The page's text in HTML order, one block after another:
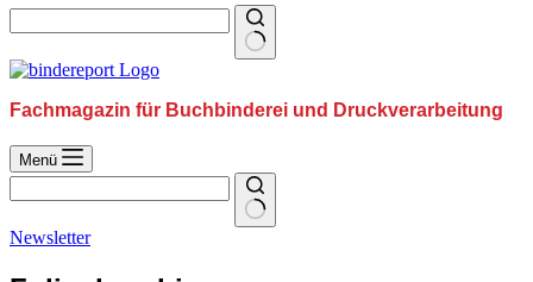
Fachmagazin für Buchbinderei und Druckverarbeitung
Menü
Newsletter